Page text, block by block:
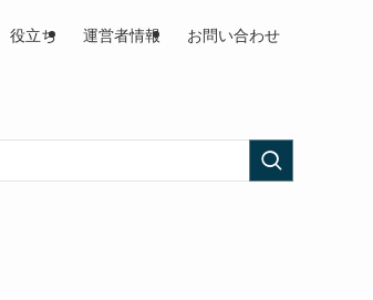
役立ち 運営者情報 お問い合わせ